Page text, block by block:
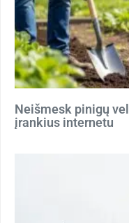
Neišmesk pinigų
įrankius internetu